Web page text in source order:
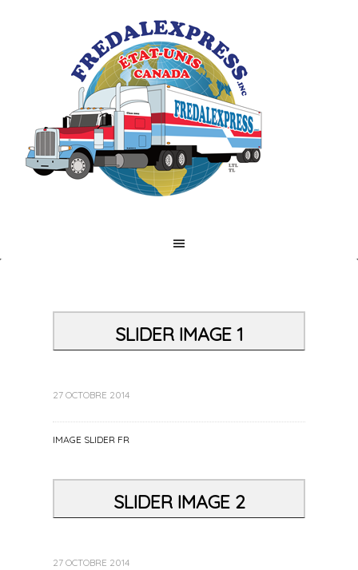
SLIDER IMAGE 1
27 OCTOBRE 2014
IMAGE SLIDER FR
SLIDER IMAGE 2
27 OCTOBRE 2014